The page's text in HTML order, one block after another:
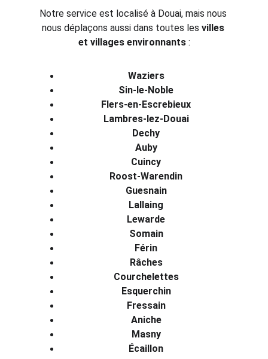
Notre service est localisé à Douai, mais nous
nous déplaçons aussi dans toutes les villes
et villages environnants :
Waziers
Sin-le-Noble
Flers-en-Escrebieux
Lambres-lez-Douai
Dechy
Auby
Cuincy
Roost-Warendin
Guesnain
Lallaing
Lewarde
Somain
Férin
Râches
Courchelettes
Esquerchin
Fressain
Aniche
Masny
Écaillon